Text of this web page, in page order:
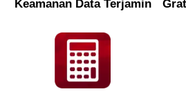
Keamanan Data Terjamin